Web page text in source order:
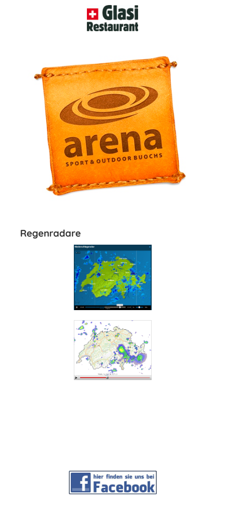
Regenradare